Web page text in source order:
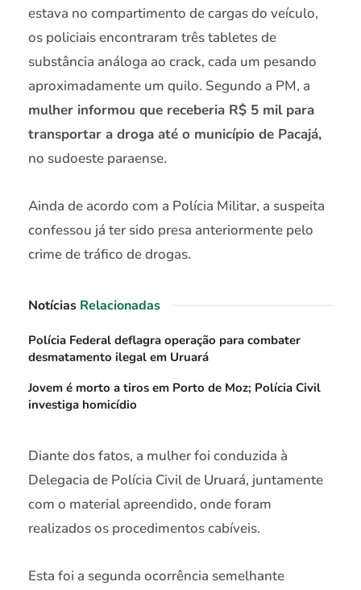
estava no compartimento de cargas do veículo,
os policiais encontraram três tabletes de
substância análoga ao crack, cada um pesando
aproximadamente um quilo. Segundo a PM, a
mulher informou que receberia R$ 5 mil para
transportar a droga até o município de Pacajá,
no sudoeste paraense.
Ainda de acordo com a Polícia Militar, a suspeita
confessou já ter sido presa anteriormente pelo
crime de tráfico de drogas.
Notícias Relacionadas
Polícia Federal deflagra operação para combater
desmatamento ilegal em Uruará
Jovem é morto a tiros em Porto de Moz; Polícia Civil
investiga homicídio
Diante dos fatos, a mulher foi conduzida à
Delegacia de Polícia Civil de Uruará, juntamente
com o material apreendido, onde foram
realizados os procedimentos cabíveis.
Esta foi a segunda ocorrência semelhante